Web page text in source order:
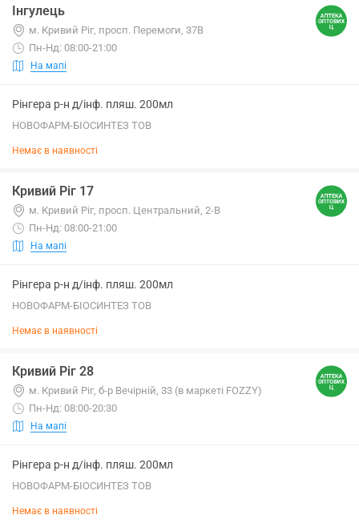
Інгулець
м. Кривий Ріг, просп. Перемоги, 37В
Пн-Нд: 08:00-21:00
На мапі
Рінгера р-н д/інф. пляш. 200мл
НОВОФАРМ-БІОСИНТЕЗ ТОВ
Немає в наявності
Кривий Ріг 17
м. Кривий Ріг, просп. Центральний, 2-В
Пн-Нд: 08:00-21:00
На мапі
Рінгера р-н д/інф. пляш. 200мл
НОВОФАРМ-БІОСИНТЕЗ ТОВ
Немає в наявності
Кривий Ріг 28
м. Кривий Ріг, б-р Вечірній, 33 (в маркеті FOZZY)
Пн-Нд: 08:00-20:30
На мапі
Рінгера р-н д/інф. пляш. 200мл
НОВОФАРМ-БІОСИНТЕЗ ТОВ
Немає в наявності